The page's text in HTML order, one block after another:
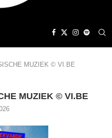
MUZIEK © VI.BE
MUZIEK © VI.BE